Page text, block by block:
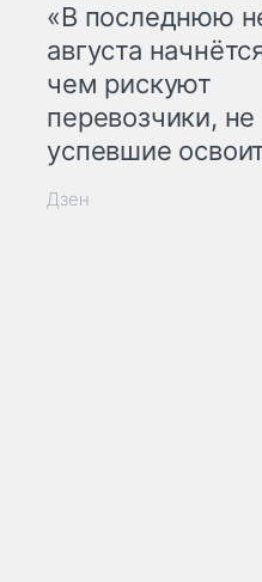
«В последнюю
августа
чем рискуют
перевозчики, не
успевшие
Дзен